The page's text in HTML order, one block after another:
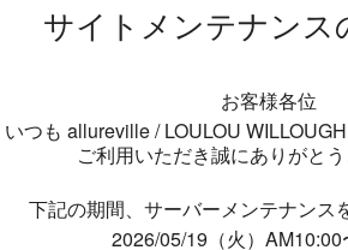
サイトメンテナンス
お客様各位
いつも allureville / LOULOU
ご利用いただき誠にありがとう
下記の期間、サーバーメンテナンス
2026/05/19（火）AM10:00